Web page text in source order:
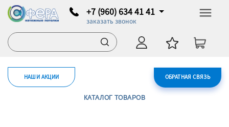
+7 (960) 634 41 41
заказать звонок
ОБРАТНАЯ СВЯЗЬ
НАШИ АКЦИИ
КАТАЛОГ ТОВАРОВ